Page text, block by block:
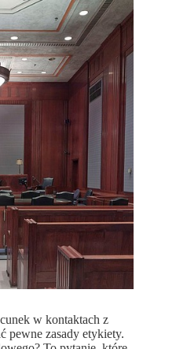
w kontaktach z
pewne zasady etykiety.